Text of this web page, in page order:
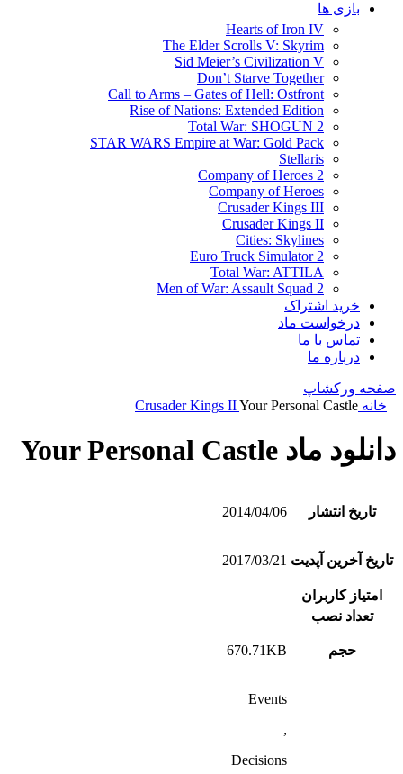
بازی ها
Hearts of Iron IV
The Elder Scrolls V: Skyrim
Sid Meier’s Civilization V
Don’t Starve Together
Call to Arms – Gates of Hell: Ostfront
Rise of Nations: Extended Edition
Total War: SHOGUN 2
STAR WARS Empire at War: Gold Pack
Stellaris
Company of Heroes 2
Company of Heroes
Crusader Kings III
Crusader Kings II
Cities: Skylines
Euro Truck Simulator 2
Total War: ATTILA
Men of War: Assault Squad 2
خرید اشتراک
درخواست ماد
تماس با ما
درباره ما
صفحه ورکشاپ
خانه
Crusader Kings IIYour Personal Castle
دانلود ماد Your Personal Castle
تاریخ انتشار 2014/04/06
تاریخ آخرین آپدیت 2017/03/21
امتیاز کاربران
تعداد نصب
حجم 670.71KB
Events
,
Decisions